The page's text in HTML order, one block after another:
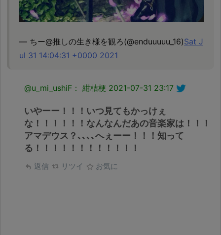
— ちー@推しの生き様を観ろ(@enduuuuu_16)Sat J
ul 31 14:04:31 +0000 2021
@u_mi_ushiF： 紺桔梗 2021-07-31 23:17
いやーー！！！いつ見てもかっけぇ
な！！！！！！なんなんだあの音楽家は！！！
アマデウス？､､､､へぇーー！！！知って
る！！！！！！！！！！！！
返信 リツイ お気に